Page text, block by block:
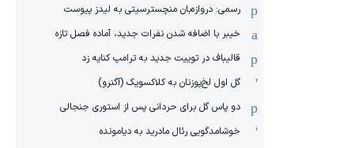
رسمی: دروازه‌بان منچسترسیتی به لیدز پیوست
خیبر با اضافه شدن نفرات جدید، آماده فصل تازه
قالیباف در توییت جدید به ترامپ کنایه زد
گل اول لخ‌پوزنان به کلاکسویک (آگنرو)
دو پاس گل برای حردانی پس از استوری جنجالی
خوشامدگویی رئال مادرید به دیامونده